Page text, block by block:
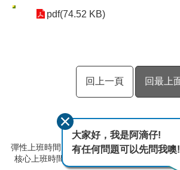
pdf(74.52 KB)
回上一頁 回最上
彈性上班時間：AM08:00~09:00 彈性下班
核心上班時間：星期一 ~ 星期五
大家好，我是阿滴仔!
有任何問題可以先問我噢!